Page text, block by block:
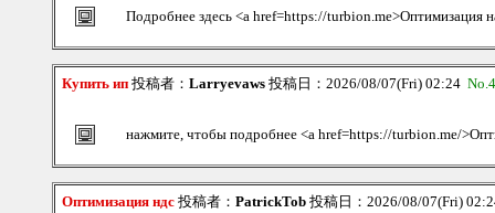
Подробнее здесь <a href=https://turbion.me>Оптимизация
Купить ип 投稿者： Larryevaws 投稿日：2026/08/07(Fri) 02:24
нажмите, чтобы подробнее <a href=https://turbion.me/
Оптимизация ндс 投稿者： PatrickTob 投稿日：2026/08/07(Fri)